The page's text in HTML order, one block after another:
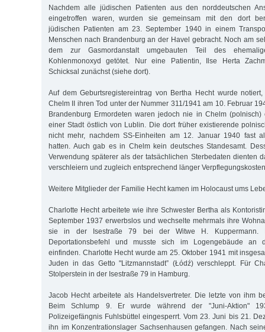
Nachdem alle jüdischen Patienten aus den norddeutschen
eingetroffen waren, wurden sie gemeinsam mit den dort
jüdischen Patienten am 23. September 1940 in einem
Menschen nach Brandenburg an der Havel gebracht. Noch am
dem zur Gasmordanstalt umgebauten Teil des
Kohlenmonoxyd getötet. Nur eine Patientin, Ilse Herta
Schicksal zunächst (siehe dort).
Auf dem Geburtsregistereintrag von Bertha Hecht wurde
Chelm II ihren Tod unter der Nummer 311/1941 am 10. Februar
Brandenburg Ermordeten waren jedoch nie in Chelm (polnisch)
einer Stadt östlich von Lublin. Die dort früher existierende
nicht mehr, nachdem SS-Einheiten am 12. Januar 1940 fast
hatten. Auch gab es in Chelm kein deutsches Standesamt.
Verwendung späterer als der tatsächlichen Sterbedaten dienten
verschleiern und zugleich entsprechend länger
Weitere Mitglieder der Familie Hecht kamen im Holocaust ums
Charlotte Hecht arbeitete wie ihre Schwester Bertha als
September 1937 erwerbslos und wechselte mehrmals ihre
sie in der Isestraße 79 bei der Witwe H. Kuppermann.
Deportationsbefehl und musste sich im Logengebäude an
einfinden. Charlotte Hecht wurde am 25. Oktober 1941 mit
Juden in das Getto "Litzmannstadt” (Łódź) verschleppt. Für
Stolperstein in der Isestraße 79 in Hamburg.
Jacob Hecht arbeitete als Handelsvertreter. Die letzte von ihm
Beim Schlump 9. Er wurde während der "Juni-Aktion"
Polizeigefängnis Fuhlsbüttel eingesperrt. Vom 23. Juni bis 21.
ihn im Konzentrationslager Sachsenhausen gefangen. Nach